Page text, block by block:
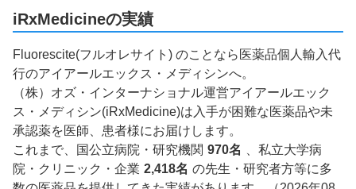
iRxMedicineの実績
Fluorescite(フルオレサイト) のことなら医薬品個人輸入代
行のアイアールエックス・メディシンへ。
（株）オズ・インターナショナル運営アイアールエック
ス・メディシン(iRxMedicine)は入手が困難な医薬品や未
承認薬を医師、患者様にお届けします。
これまで、国公立病院・研究機関 970名
、私立大学病
院・クリニック・企業 2,418名 の先生・研究者方等に多